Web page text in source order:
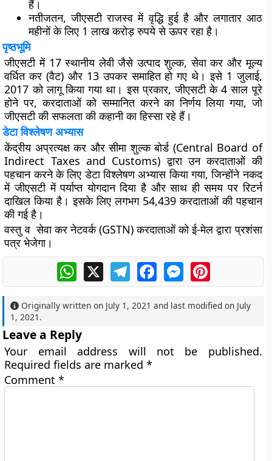
हैं।
नतीजतन, जीएसटी राजस्व में वृद्धि हुई है और लगातार आठ
महीनों के लिए 1 लाख करोड़ रुपये से ऊपर रहा है।
पृष्ठभूमि
जीएसटी में 17 स्थानीय लेवी जैसे उत्पाद शुल्क, सेवा कर और मूल्य
वर्धित कर (वैट) और 13 उपकर समाहित हो गए थे। इसे 1 जुलाई,
2017 को लागू किया गया था। इस प्रकार, जीएसटी के 4 साल पूरे
होने पर, करदाताओं को सम्मानित करने का निर्णय लिया गया, जो
जीएसटी की सफलता की कहानी का हिस्सा रहे हैं।
डेटा विश्लेषण अभ्यास
केंद्रीय अप्रत्यक्ष कर और सीमा शुल्क बोर्ड (Central Board of
Indirect Taxes and Customs) द्वारा उन करदाताओं की
पहचान करने के लिए डेटा विश्लेषण अभ्यास किया गया, जिन्होंने नकद
में जीएसटी में पर्याप्त योगदान दिया है और साथ ही समय पर रिटर्न
दाखिल किया है। इसके लिए लगभग 54,439 करदाताओं की पहचान
की गई है।
वस्तु व सेवा कर नेटवर्क (GSTN) करदाताओं को ई-मेल द्वारा प्रशंसा
पत्र भेजेगा।
WhatsApp
X TelegramFacebookMessengerPinterest
Originally written on July 1, 2021 and last modified on July
1, 2021 .
Leave a Reply
Your email address will not be published.
Required fields are marked*
Comment*